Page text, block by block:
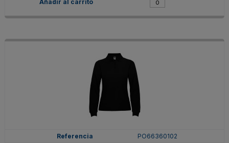
PO66360102